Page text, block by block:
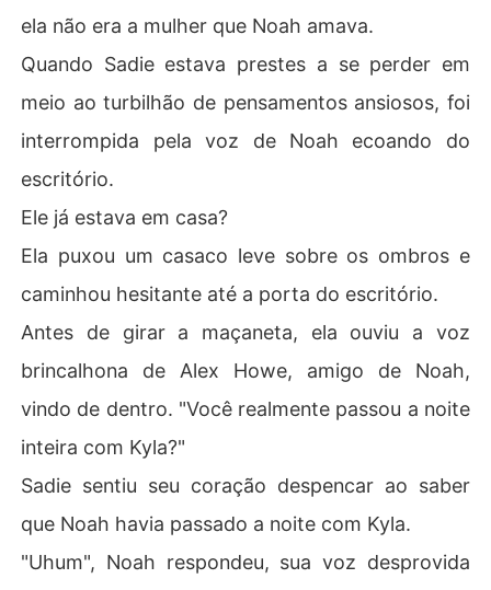
ela não era a mulher que Noah amava.
Quando Sadie estava prestes a se perder em
meio ao turbilhão de pensamentos ansiosos, foi
interrompida pela voz de Noah ecoando do
escritório.
Ele já estava em casa?
Ela puxou um casaco leve sobre os ombros e
caminhou hesitante até a porta do escritório.
Antes de girar a maçaneta, ela ouviu a voz
brincalhona de Alex Howe, amigo de Noah,
vindo de dentro. "Você realmente passou a noite
inteira com Kyla?"
Sadie sentiu seu coração despencar ao saber
que Noah havia passado a noite com Kyla.
"Uhum", Noah respondeu, sua voz desprovida